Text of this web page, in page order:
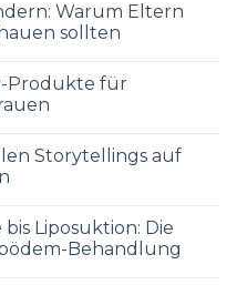
Warum Eltern
sollten
Produkte für
Storytellings auf
Liposuktion: Die
Behandlung